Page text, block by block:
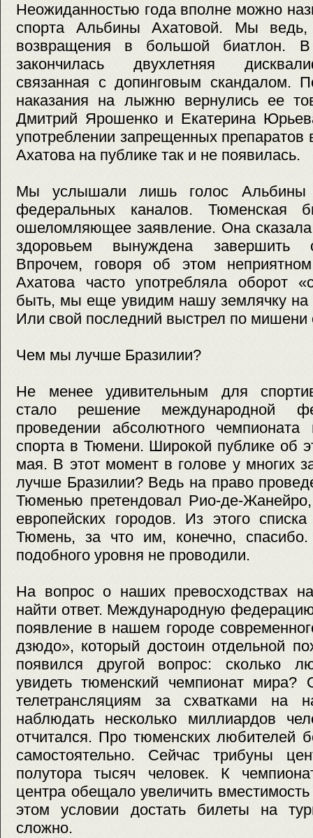
Неожиданностью года вполне можно
спорта Альбины Ахатовой. Мы
возвращения в большой биатлон.
закончилась двухлетняя
связанная с допинговым скандалом.
наказания на лыжню вернулись ее
Дмитрий Ярошенко и Екатерина
употреблении запрещенных препаратов
Ахатова на публике так и не появилась.
Мы услышали лишь голос
федеральных каналов. Тюменская
ошеломляющее заявление. Она
здоровьем вынуждена завершить
Впрочем, говоря об этом
Ахатова часто употребляла оборот
быть, мы еще увидим нашу землячку
Или свой последний выстрел по мишени
Чем мы лучше Бразилии?
Не менее удивительным для
стало решение международной
проведении абсолютного
спорта в Тюмени. Широкой публике об
мая. В этот момент в голове у многих
лучше Бразилии? Ведь на право
Тюменью претендовал Рио-де-
европейских городов. Из этого
Тюмень, за что им, конечно,
подобного уровня не проводили.
На вопрос о наших превосходствах
найти ответ. Международную
появление в нашем городе
дзюдо», который достоин отдельной
появился другой вопрос: сколько
увидеть тюменский чемпионат мира?
телетрансляциям за схватками на
наблюдать несколько миллиардов
отчитался. Про тюменских любителей
самостоятельно. Сейчас трибуны
полутора тысяч человек. К
центра обещало увеличить
этом условии достать билеты на
сложно.